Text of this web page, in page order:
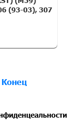
(93-03), 307
Конец